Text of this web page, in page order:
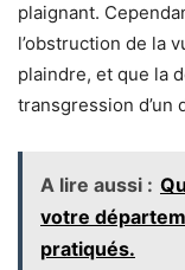
plaignant.
l’obstruction de la
plaindre, et que la
transgression d’un
A lire aussi :
votre
pratiqués.